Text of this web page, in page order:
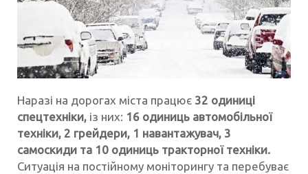
Наразі на дорогах міста працює 32 одиниці
спецтехніки, із них: 16 одиниць автомобільної
техніки, 2 грейдери, 1 навантажувач, 3
самоскиди та 10 одиниць тракторної техніки.
Ситуація на постійному моніторингу та перебуває